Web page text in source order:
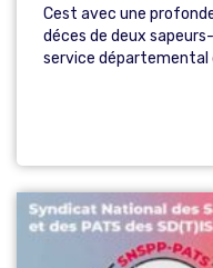
Cest avec une
déces de deux
service départemental